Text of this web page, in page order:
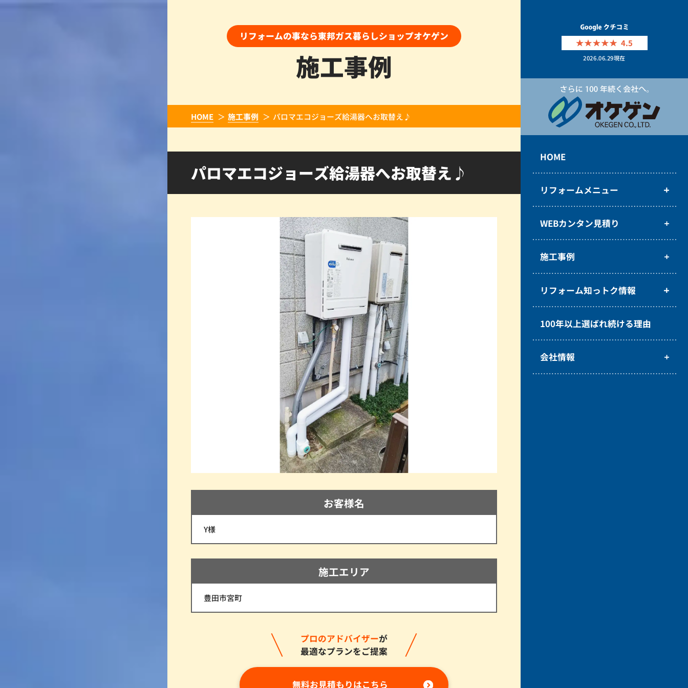
4.5
2026.06.29現在
HOME
リフォームメニュー
WEBカンタン見積り
施工事例
リフォーム知っトク情報
100年以上選ばれ続ける理由
会社情報
リフォームの事なら東邦ガス暮らしショップオケゲン
施工事例
HOME 施工事例 パロマエコジョーズ給湯器へお取替え♪
パロマエコジョーズ給湯器へお取替え♪
お客様名
Y様
施工エリア
豊田市宮町
プロのアドバイザーが
最適なプランをご提案
無料お見積もりはこちら